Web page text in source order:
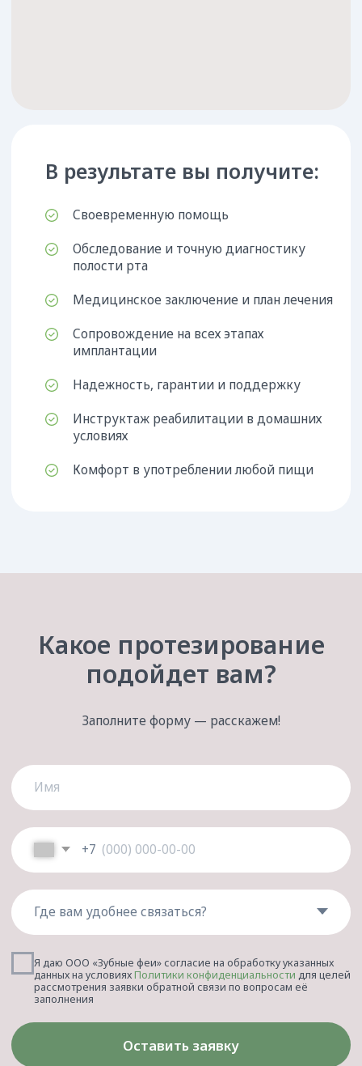
Нас легко найти!
+7 (861) 25-888-04
Мы находимся в Немецкой деревне, в торговом
центре с бесплатной парковкой на 300 мест, вход
с торца справа
Ежедневно с 9:00 до 21:00